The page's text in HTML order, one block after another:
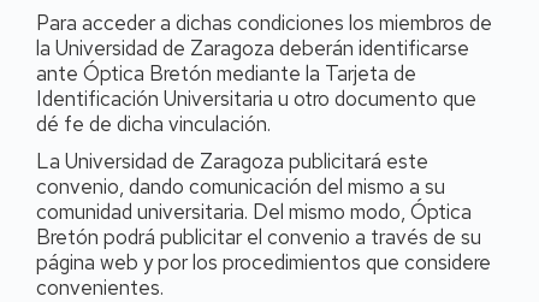
Para acceder a dichas condiciones los miembros de
la Universidad de Zaragoza deberán identificarse
ante Óptica Bretón mediante la Tarjeta de
Identificación Universitaria u otro documento que
dé fe de dicha vinculación.
La Universidad de Zaragoza publicitará este
convenio, dando comunicación del mismo a su
comunidad universitaria. Del mismo modo, Óptica
Bretón podrá publicitar el convenio a través de su
página web y por los procedimientos que considere
convenientes.